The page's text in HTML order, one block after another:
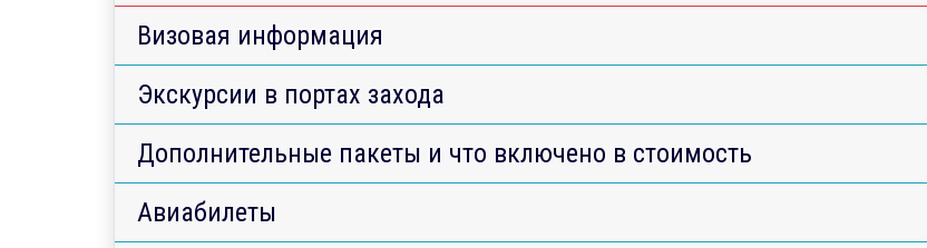
Визовая информация
Экскурсии в портах захода
Дополнительные пакеты и что включено в стоимость
Авиабилеты